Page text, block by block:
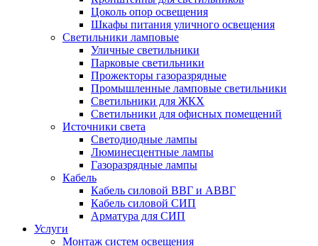
Цоколь опор освещения
Шкафы питания уличного освещения
Светильники ламповые
Уличные светильники
Парковые светильники
Прожекторы газоразрядные
Промышленные ламповые светильники
Светильники для ЖКХ
Светильники для офисных помещений
Источники света
Светодиодные лампы
Люминесцентные лампы
Газоразрядные лампы
Кабель
Кабель силовой ВВГ и АВВГ
Кабель силовой СИП
Арматура для СИП
Услуги
Монтаж систем освещения